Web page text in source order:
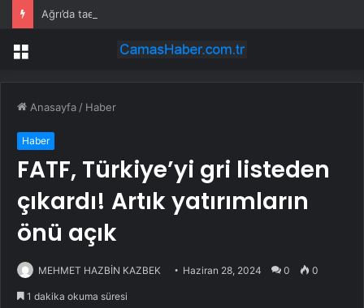
Menü
Anasayfa / Haber
Haber
FATF, Türkiye’yi gri listeden
çıkardı! Artık yatırımların
önü açık
MEHMET HAZBİN KAZBEK Haziran 28, 2024 0 0
1 dakika okuma süresi